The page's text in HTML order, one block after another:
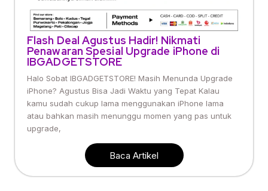
Flash Deal Agustus Hadir! Nikmati
Penawaran Spesial Upgrade iPhone di
IBGADGETSTORE
Halo Sobat IBGADGETSTORE! Masih Menunda Upgrade
iPhone? Agustus Bisa Jadi Waktu yang Tepat Kalau
kamu sudah cukup lama menggunakan iPhone lama
atau bahkan masih menunggu momen yang pas untuk
upgrade,
Baca Artikel